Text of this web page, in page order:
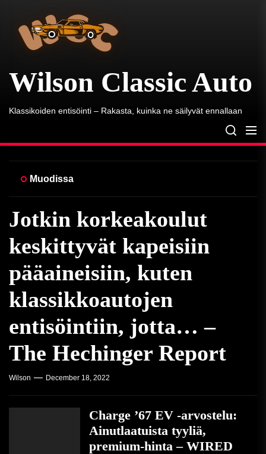
content
Wilson Classic Auto
Klassikoiden entisöinti – Rakasta, kuinka ne säilyvät ennallaan
Muodissa
Jotkin korkeakoulut
keskittyvät kapeisiin
pääaineisiin, kuten
klassikkoautojen
entisöintiin, jotta… –
The Hechinger Report
Wilson December 18, 2022
Charge ’67 EV -arvostelu:
Ainutlaatuista tyyliä,
premium-hinta – WIRED